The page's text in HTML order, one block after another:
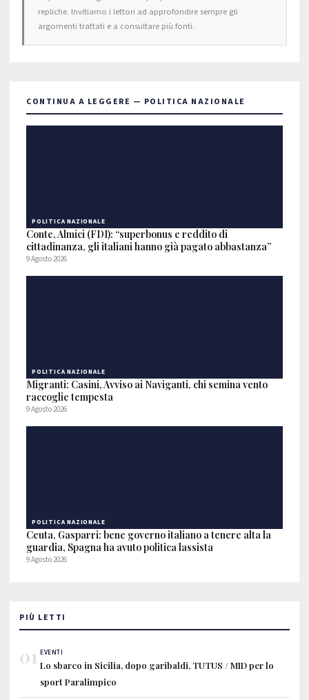
repliche. Invitiamo i lettori ad approfondire sempre gli
argomenti trattati e a consultare più fonti.
CONTINUA A LEGGERE — POLITICA NAZIONALE
POLITICA NAZIONALE
Conte, Almici (FDI): “superbonus e reddito di
cittadinanza, gli italiani hanno già pagato abbastanza”
9 Agosto 2026
POLITICA NAZIONALE
Migranti: Casini, Avviso ai Naviganti, chi semina vento
raccoglie tempesta
9 Agosto 2026
POLITICA NAZIONALE
Ceuta, Gasparri: bene governo italiano a tenere alta la
guardia, Spagna ha avuto politica lassista
9 Agosto 2026
PIÙ LETTI
01 EVENTI
Lo sbarco in Sicilia, dopo garibaldi, TUTUS / MID per lo
sport Paralimpico